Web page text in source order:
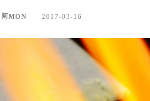
阿MON 2017-03-16